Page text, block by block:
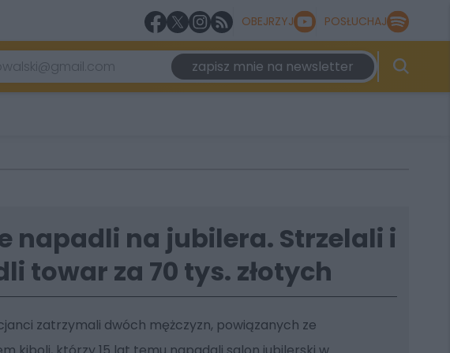
OBEJRZYJ POSŁUCHAJ
zapisz mnie na newsletter
napadli na jubilera. Strzelali i
towar za 70 tys. złotych
zatrzymali dwóch mężczyzn, powiązanych ze